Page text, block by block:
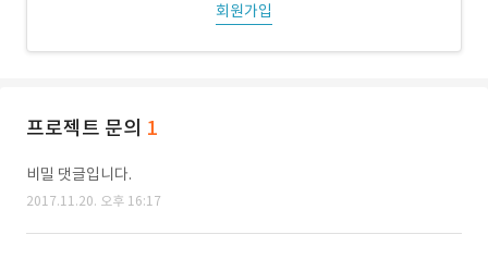
회원가입
프로젝트 문의 1
비밀 댓글입니다.
2017.11.20. 오후 16:17